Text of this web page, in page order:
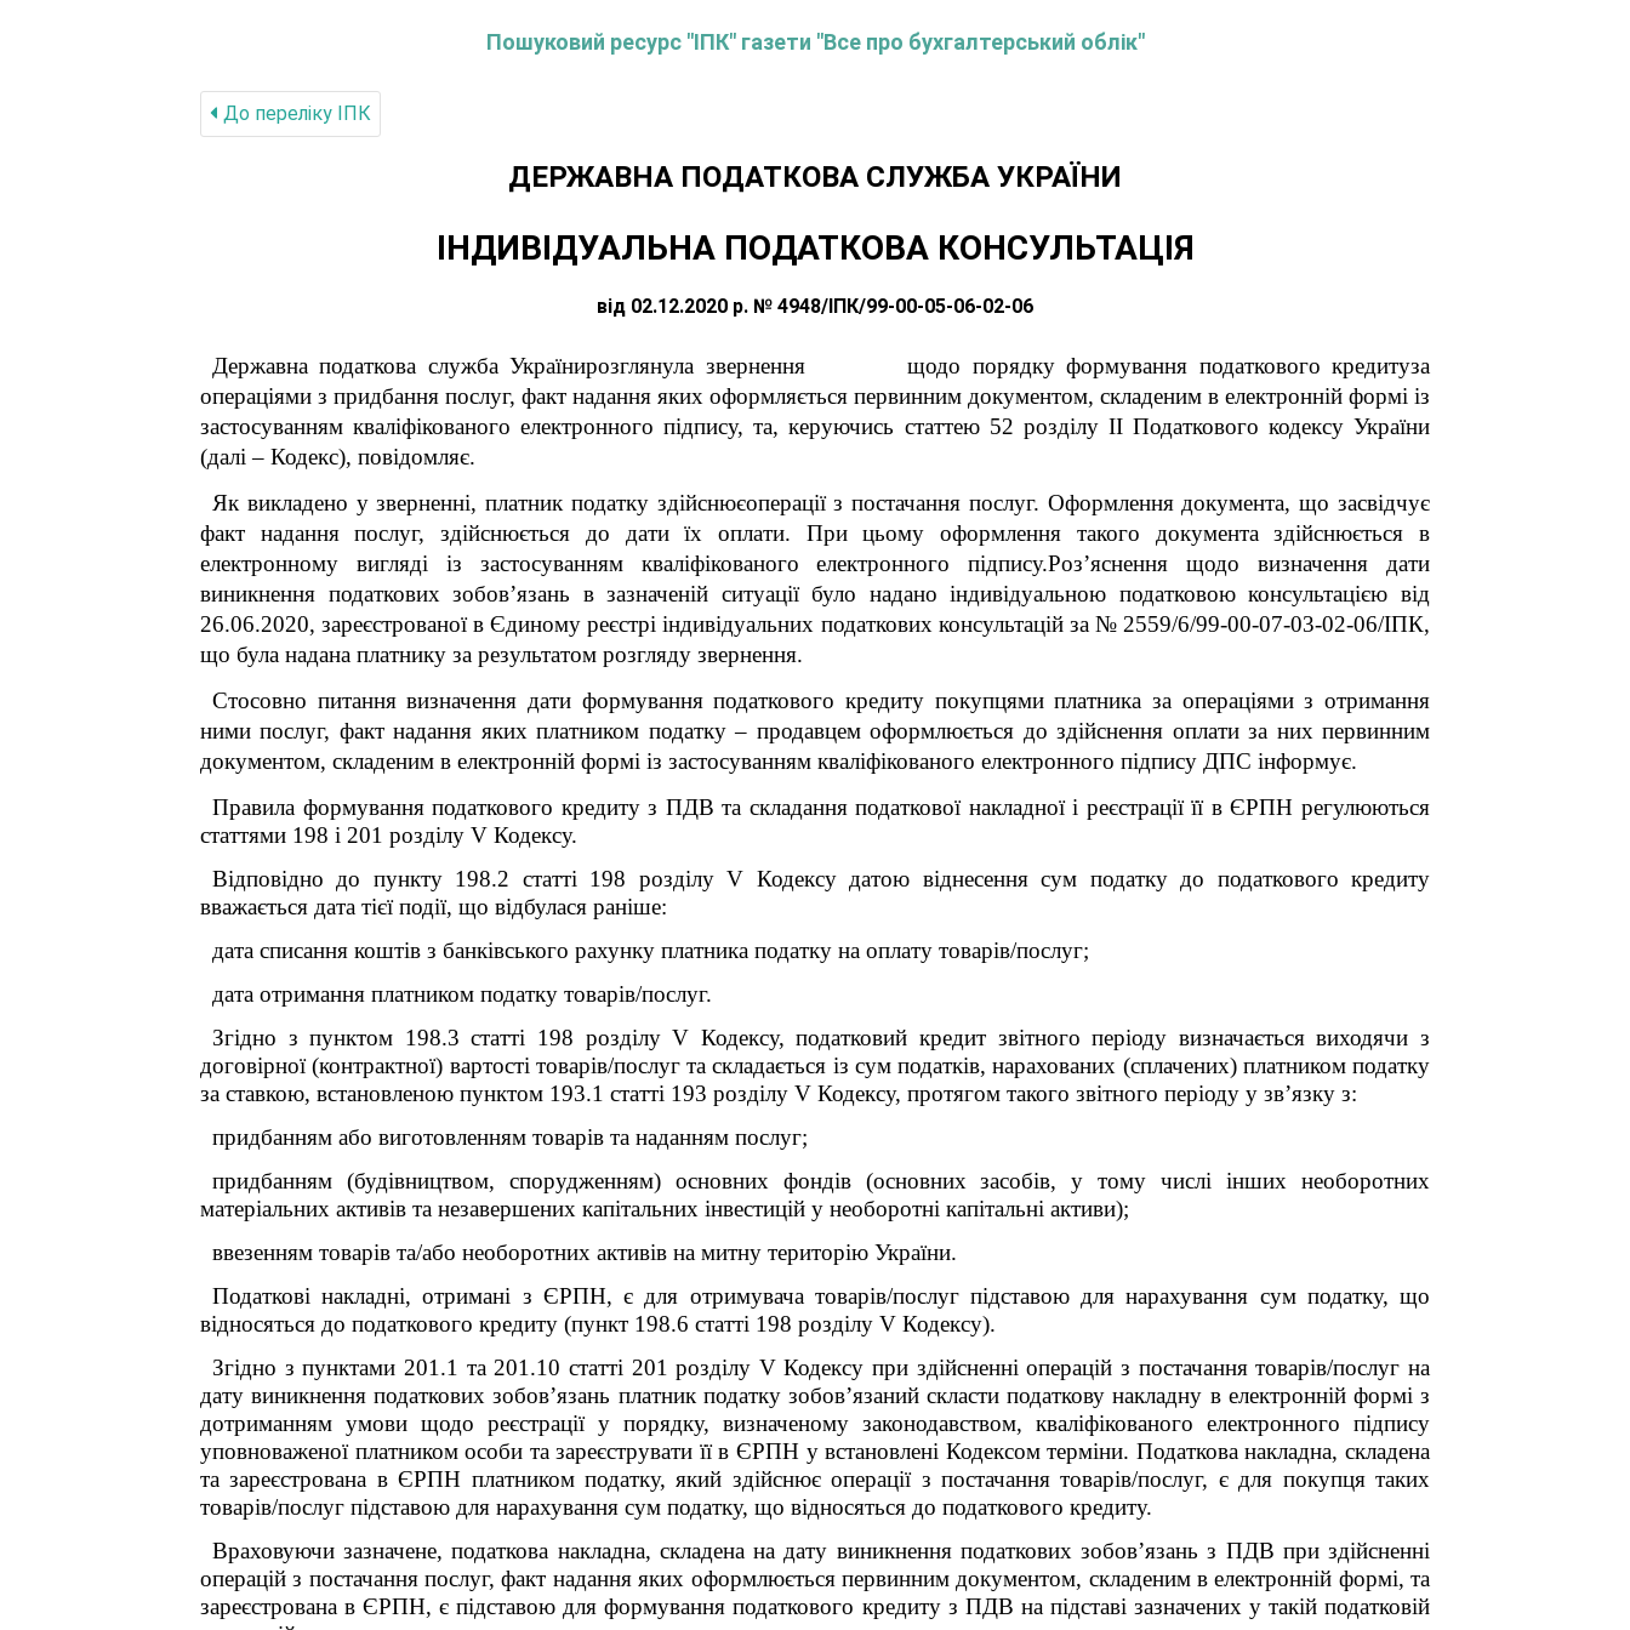
Пошуковий ресурс "ІПК" газети "Все про бухгалтерський облік"
До переліку IПК
ДЕРЖАВНА ПОДАТКОВА СЛУЖБА УКРАЇНИ
ІНДИВІДУАЛЬНА ПОДАТКОВА КОНСУЛЬТАЦІЯ
від 02.12.2020 р. № 4948/ІПК/99-00-05-06-02-06
Державна податкова служба Українирозглянула зверненнящодо порядку формування податкового кредитуза
операціями з придбання послуг, факт надання яких оформляється первинним документом, складеним в електронній формі із
застосуванням кваліфікованого електронного підпису, та, керуючись статтею 52 розділу II Податкового кодексу України
(далі – Кодекс), повідомляє.
Як викладено у зверненні, платник податку здійснюєоперації з постачання послуг. Оформлення документа, що засвідчує
факт надання послуг, здійснюється до дати їх оплати. При цьому оформлення такого документа здійснюється в
електронному вигляді із застосуванням кваліфікованого електронного підпису.Роз’яснення щодо визначення дати
виникнення податкових зобов’язань в зазначеній ситуації було надано індивідуальною податковою консультацією від
26.06.2020, зареєстрованої в Єдиному реєстрі індивідуальних податкових консультацій за № 2559/6/99-00-07-03-02-06/ІПК,
що була надана платнику за результатом розгляду звернення.
Стосовно питання визначення дати формування податкового кредиту покупцями платника за операціями з отримання
ними послуг, факт надання яких платником податку – продавцем оформлюється до здійснення оплати за них первинним
документом, складеним в електронній формі із застосуванням кваліфікованого електронного підпису ДПС інформує.
Правила формування податкового кредиту з ПДВ та складання податкової накладної і реєстрації її в ЄРПН регулюються
статтями 198 і 201 розділу V Кодексу.
Відповідно до пункту 198.2 статті 198 розділу V Кодексу датою віднесення сум податку до податкового кредиту
вважається дата тієї події, що відбулася раніше:
дата списання коштів з банківського рахунку платника податку на оплату товарів/послуг;
дата отримання платником податку товарів/послуг.
Згідно з пунктом 198.3 статті 198 розділу V Кодексу, податковий кредит звітного періоду визначається виходячи з
договірної (контрактної) вартості товарів/послуг та складається із сум податків, нарахованих (сплачених) платником податку
за ставкою, встановленою пунктом 193.1 статті 193 розділу V Кодексу, протягом такого звітного періоду у зв’язку з:
придбанням або виготовленням товарів та наданням послуг;
придбанням (будівництвом, спорудженням) основних фондів (основних засобів, у тому числі інших необоротних
матеріальних активів та незавершених капітальних інвестицій у необоротні капітальні активи);
ввезенням товарів та/або необоротних активів на митну територію України.
Податкові накладні, отримані з ЄРПН, є для отримувача товарів/послуг підставою для нарахування сум податку, що
відносяться до податкового кредиту (пункт 198.6 статті 198 розділу V Кодексу).
Згідно з пунктами 201.1 та 201.10 статті 201 розділу V Кодексу при здійсненні операцій з постачання товарів/послуг на
дату виникнення податкових зобов’язань платник податку зобов’язаний скласти податкову накладну в електронній формі з
дотриманням умови щодо реєстрації у порядку, визначеному законодавством, кваліфікованого електронного підпису
уповноваженої платником особи та зареєструвати її в ЄРПН у встановлені Кодексом терміни. Податкова накладна, складена
та зареєстрована в ЄРПН платником податку, який здійснює операції з постачання товарів/послуг, є для покупця таких
товарів/послуг підставою для нарахування сум податку, що відносяться до податкового кредиту.
Враховуючи зазначене, податкова накладна, складена на дату виникнення податкових зобов’язань з ПДВ при здійсненні
операцій з постачання послуг, факт надання яких оформлюється первинним документом, складеним в електронній формі, та
зареєстрована в ЄРПН, є підставою для формування податкового кредиту з ПДВ на підставі зазначених у такій податковій